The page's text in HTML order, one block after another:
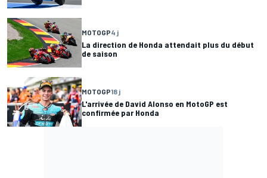
MOTOGP4 j
La direction de Honda attendait plus du début
de saison
MOTOGP18 j
L'arrivée de David Alonso en MotoGP est
confirmée par Honda